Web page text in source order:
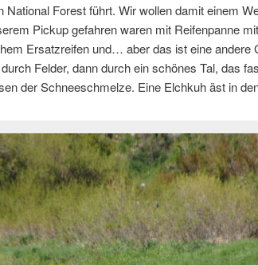
National Forest führt. Wir wollen damit einem
Pickup gefahren waren mit Reifenpanne
Ersatzreifen und… aber das ist eine andere
Felder, dann durch ein schönes Tal, das
der Schneeschmelze. Eine Elchkuh äst in